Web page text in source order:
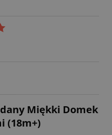
Miękki Domek
(18m+)